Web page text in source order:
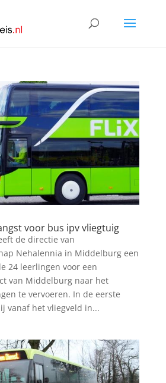
voor bus ipv vliegtuig
de directie van
Nehalennia in Middelburg een
24 leerlingen voor een
van Middelburg naar het
te vervoeren. In de eerste
vanaf het vliegveld in...